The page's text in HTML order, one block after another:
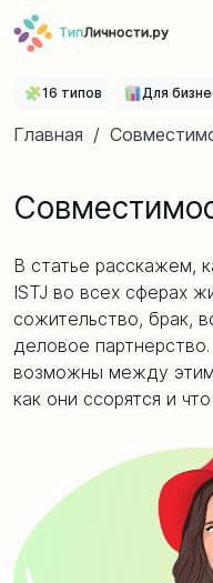
16 типов Для
Главная /
В статье расскажем,
ISTJ во всех сферах
сожительство, брак,
деловое
возможны между
как они ссорятся и